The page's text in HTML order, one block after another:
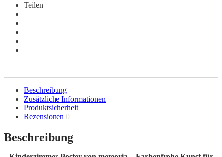
Teilen
Beschreibung
Zusätzliche Informationen
Produktsicherheit
Rezensionen 0
Beschreibung